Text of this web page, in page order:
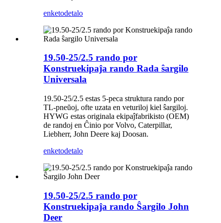
enketodetalo
19.50-25/2.5 rando por
Konstruekipaĵa rando Rada ŝargilo
Universala
19.50-25/2.5 estas 5-peca struktura rando por
TL-pneŭoj, ofte uzata en veturiloj kiel ŝargiloj.
HYWG estas originala ekipaĵfabrikisto (OEM)
de randoj en Ĉinio por Volvo, Caterpillar,
Liebherr, John Deere kaj Doosan.
enketodetalo
19.50-25/2.5 rando por
Konstruekipaĵa rando Ŝargilo John
Deer